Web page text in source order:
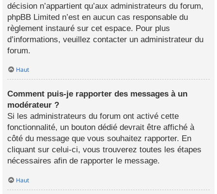
décision n’appartient qu’aux administrateurs du forum,
phpBB Limited n’est en aucun cas responsable du
règlement instauré sur cet espace. Pour plus
d’informations, veuillez contacter un administrateur du
forum.
Haut
Comment puis-je rapporter des messages à un
modérateur ?
Si les administrateurs du forum ont activé cette
fonctionnalité, un bouton dédié devrait être affiché à
côté du message que vous souhaitez rapporter. En
cliquant sur celui-ci, vous trouverez toutes les étapes
nécessaires afin de rapporter le message.
Haut